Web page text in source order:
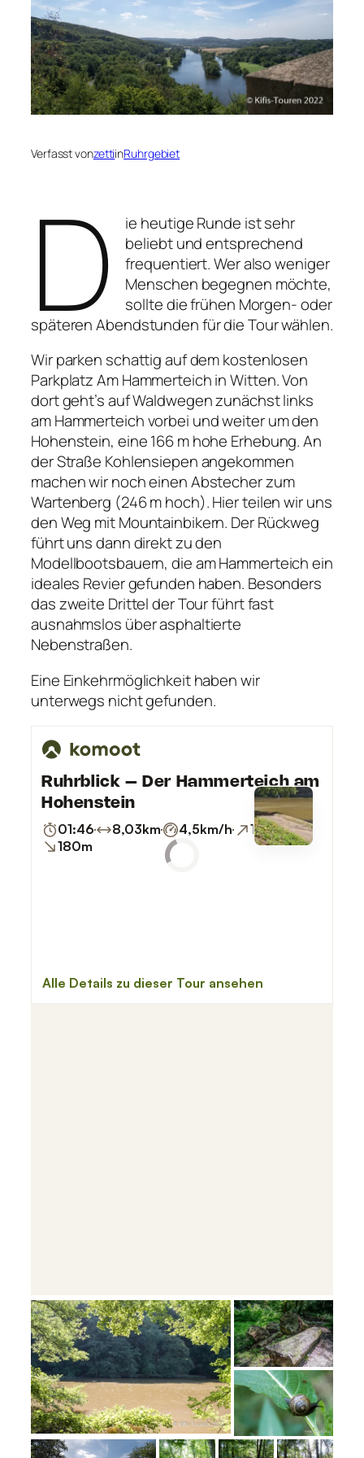
Verfasst vonzettiinRuhrgebiet
D
ie heutige Runde ist sehr
beliebt und entsprechend
frequentiert. Wer also weniger
Menschen begegnen möchte,
sollte die frühen Morgen- oder
späteren Abendstunden für die Tour wählen.
Wir parken schattig auf dem kostenlosen
Parkplatz Am Hammerteich in Witten. Von
dort geht’s auf Waldwegen zunächst links
am Hammerteich vorbei und weiter um den
Hohenstein, eine 166 m hohe Erhebung. An
der Straße Kohlensiepen angekommen
machen wir noch einen Abstecher zum
Wartenberg (246 m hoch). Hier teilen wir uns
den Weg mit Mountainbikern. Der Rückweg
führt uns dann direkt zu den
Modellbootsbauern, die am Hammerteich ein
ideales Revier gefunden haben. Besonders
das zweite Drittel der Tour führt fast
ausnahmslos über asphaltierte
Nebenstraßen.
Eine Einkehrmöglichkeit haben wir
unterwegs nicht gefunden.